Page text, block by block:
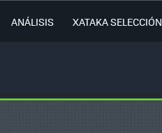
ANÁLISIS XATAKA SELECCIÓN